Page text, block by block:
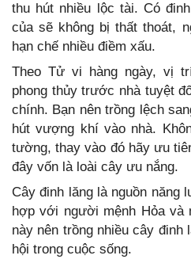
thu hút nhiều lộc tài. Có
của sẽ không bị thất thoát,
hạn chế nhiều điềm xấu.
Theo Tử vi hàng ngày, vị
phong thủy trước nhà tuyệt
chính. Bạn nên trồng lệch
hút vượng khí vào nhà.
tường, thay vào đó hãy ưu
đây vốn là loài cây ưu nắng.
Cây đinh lăng là nguồn năng
hợp với người mệnh Hỏa và
này nên trồng nhiều cây đinh
hội trong cuộc sống.